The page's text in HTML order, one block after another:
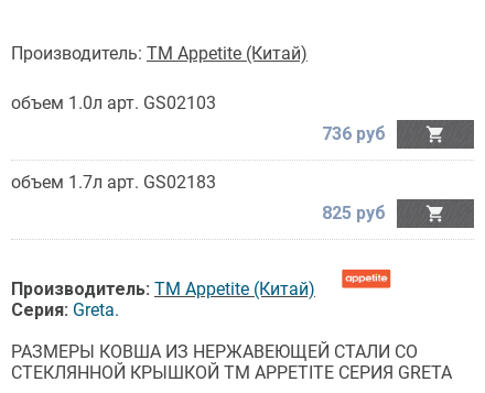
Производитель: TM Appetite (Китай)
объем 1.0л арт. GS02103

736 руб
объем 1.7л арт. GS02183

825 руб
Производитель: TM Appetite (Китай)
Серия: Greta.
РАЗМЕРЫ КОВША ИЗ НЕРЖАВЕЮЩЕЙ СТАЛИ СО
СТЕКЛЯННОЙ КРЫШКОЙ TM APPETITE СЕРИЯ GRETA